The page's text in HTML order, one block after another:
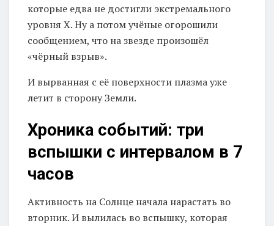
которые едва не достигли экстремального
уровня X. Ну а потом учёные огорошили
сообщением, что на звезде произошёл
«чёрный взрыв».
И вырванная с её поверхности плазма уже
летит в сторону Земли.
Хроника событий: три
вспышки с интервалом в 7
часов
Активность на Солнце начала нарастать во
вторник. И вылилась во вспышку, которая